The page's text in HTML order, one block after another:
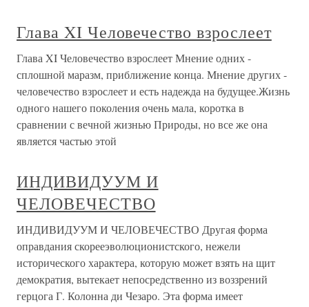
Глава XI Человечество взрослеет
Глава XI Человечество взрослеет Мнение одних -
сплошной маразм, приближение конца. Мнение других -
человечество взрослеет и есть надежда на будущее.Жизнь
одного нашего поколения очень мала, коротка в
сравнении с вечной жизнью Природы, но все же она
является частью этой
ИНДИВИДУУМ И
ЧЕЛОВЕЧЕСТВО
ИНДИВИДУУМ И ЧЕЛОВЕЧЕСТВО Другая форма
оправдания скорееэволюционистского, нежели
исторического характера, которую может взять на щит
демократия, вытекает непосредственно из воззрений
герцога Г. Колонна ди Чезаро. Эта форма имеет